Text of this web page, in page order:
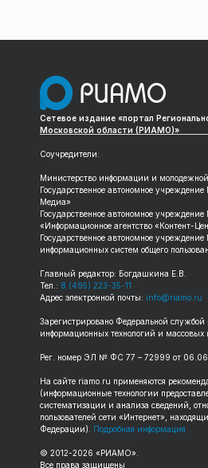
Сетевое издание «портал
Московской области (РИАМО)»
Соучредители:
Министерство информации и
Государственное автономное
Медиа»
Государственное автономное учреждение
«Информационное агентство «Контент-
Государственное автономное
информационных систем общего
Главный редактор: Богдашкина Е.В.
Тел.: 8 (495) 223-35-11
Адрес электронной почты:info@riamo.ru
Зарегистрировано Федеральной службой
информационных технологий и
Рег. номер ЭЛ № ФС 77 – 72999 от
На сайте riamo.ru применяются
(информационные технологии
систематизации и анализа сведений,
пользователей сети «Интернет»,
Федерации). Подробная информация
© 2012-2026 «РИАМО».
Все права защищены